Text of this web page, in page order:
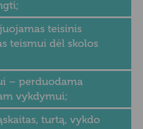
teisinis
teismui dėl skolos
– perduodama
vykdymui;
turtą, vykdo